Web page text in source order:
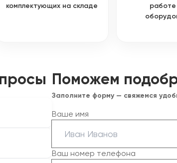
комплектующих на складе
Поможем
Заполните форму — свяжемся
Ваше имя
Ваш номер телефона